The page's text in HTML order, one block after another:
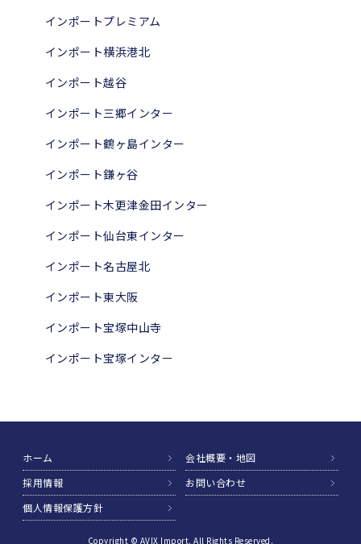
インポートプレミアム
インポート横浜港北
インポート越谷
インポート三郷インター
インポート鶴ヶ島インター
インポート鎌ヶ谷
インポート木更津金田インター
インポート仙台東インター
インポート名古屋北
インポート東大阪
インポート宝塚中山寺
インポート宝塚インター
ホーム
会社概要・地図
採用情報
お問い合わせ
個人情報保護方針
Copyright © AVIX Import. All Rights Reserved.